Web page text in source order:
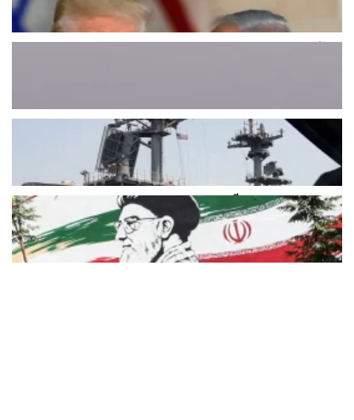
يوليو 26, 2026
تقدّم في المباحثات العُمانية – الإيرانية
بشأن إعادة فتح مضيق هرمز
اخبار دولية يوليو 26, 2026
الرئيس الأميركي يعلّق الضربات على
إيران.. مضيق هرمز في قلب المفاوضات
اخبار دولية يوليو 26, 2026